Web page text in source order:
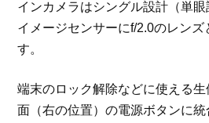
インカメラはシングル設計（単
イメージセンサーにf/2.0のレン
す。
端末のロック解除などに使える
面（右の位置）の電源ボタンに